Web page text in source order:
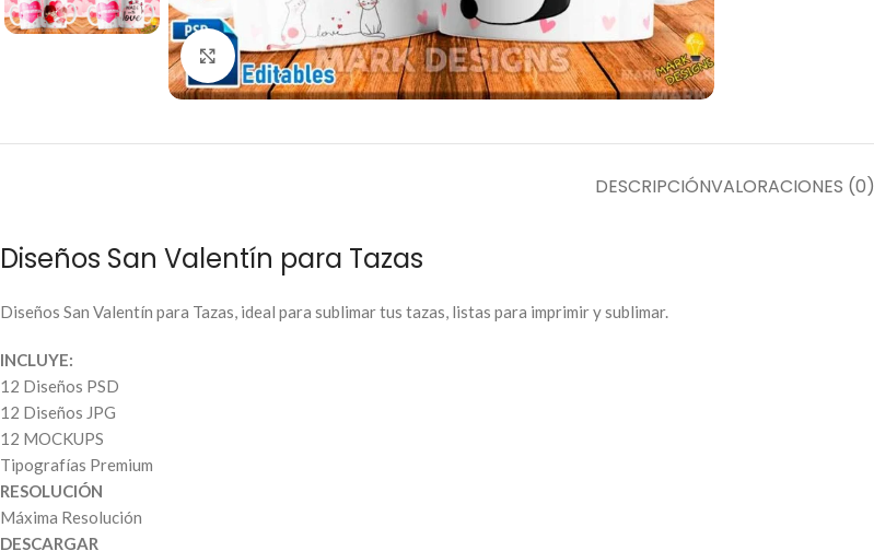
Click to enlarge
DESCRIPCIÓNVALORACIONES (0)
Diseños San Valentín para Tazas
Diseños San Valentín para Tazas, ideal para sublimar tus tazas, listas para imprimir y sublimar.
INCLUYE:
12 Diseños PSD
12 Diseños JPG
12 MOCKUPS
Tipografías Premium
RESOLUCIÓN
Máxima Resolución
DESCARGAR